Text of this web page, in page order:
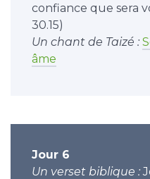
confiance que sera
30.15)
Un chant de Taizé :
âme
Jour 6
Un verset biblique :